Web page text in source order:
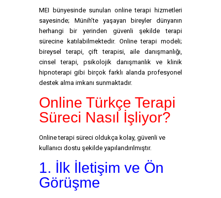
MEI bünyesinde sunulan online terapi hizmetleri
sayesinde; Münih’te yaşayan bireyler dünyanın
herhangi bir yerinden güvenli şekilde terapi
sürecine katılabilmektedir. Online terapi modeli;
bireysel terapi, çift terapisi, aile danışmanlığı,
cinsel terapi, psikolojik danışmanlık ve klinik
hipnoterapi gibi birçok farklı alanda profesyonel
destek alma imkanı sunmaktadır.
Online Türkçe Terapi
Süreci Nasıl İşliyor?
Online terapi süreci oldukça kolay, güvenli ve
kullanıcı dostu şekilde yapılandırılmıştır.
1. İlk İletişim ve Ön
Görüşme